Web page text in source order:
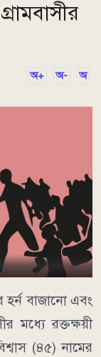
অ+ অ- অ
হর্ন বাজানো এবং
মধ্যে রক্তক্ষয়ী
(৪৫) নামের